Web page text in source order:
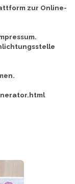
zur Online-